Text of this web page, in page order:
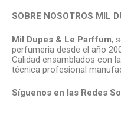
SOBRE NOSOTROS MIL
Mil Dupes & Le Parffum,
perfumeria desde el año
Calidad ensamblados con
técnica profesional
Síguenos en las Redes